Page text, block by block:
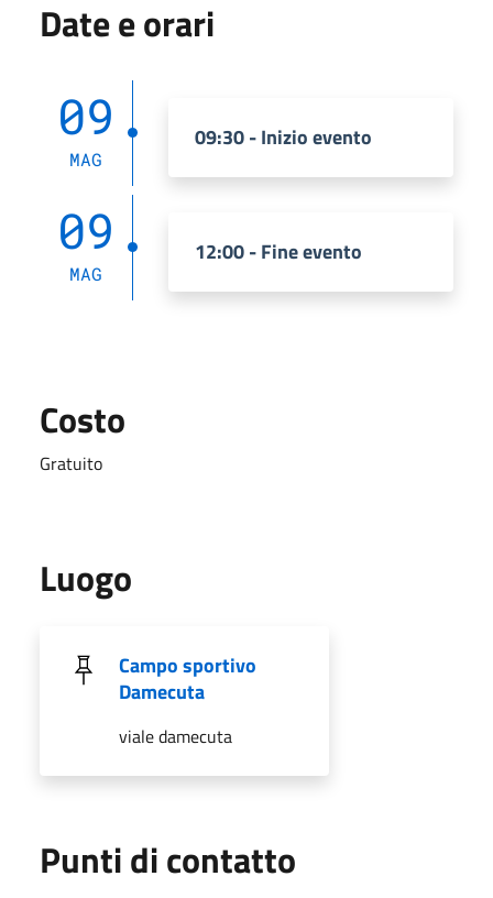
Date e orari
09
MAG
09:30 - Inizio evento
09
MAG
12:00 - Fine evento
Costo
Gratuito
Luogo
Campo sportivo
Damecuta
viale damecuta
Punti di contatto